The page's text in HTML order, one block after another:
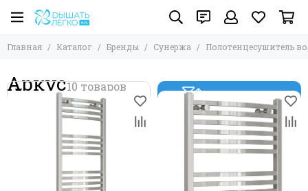
Главная Каталог Бренды Сунержа Полотенцесушитель
Аркус Фильтр товаров